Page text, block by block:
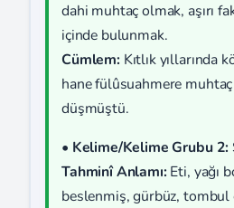
dahi muhtaç olmak, aşırı
içinde bulunmak.
Cümlem: Kıtlık yıllarında
hane fülûsuahmere
düşmüştü.
• Kelime/Kelime Grubu 2:
Tahminî Anlamı: Eti, yağı
beslenmiş, gürbüz, tombul